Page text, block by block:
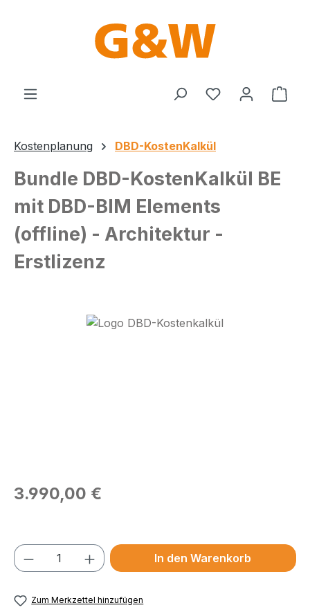
Du hast 0
Kostenplanung DBD-KostenKalkül
Bundle DBD-KostenKalkül BE
mit DBD-BIM Elements
(offline) - Architektur -
Erstlizenz
Bildergalerie überspringen
Regulärer Preis:
3.990,00 €
Produkt Anzahl: Gib den gewünschten
In den Warenkorb
Zum Merkzettel hinzufügen